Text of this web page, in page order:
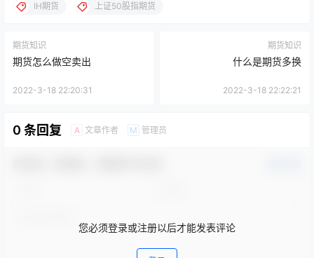
IH期货 上证50股指期货
期货知识
期货怎么做空卖出
2022-3-18 22:20:31
期货知识
什么是期货多换
2022-3-18 22:22:21
0 条回复 A 文章作者 M 管理员
您必须登录或注册以后才能发表评论